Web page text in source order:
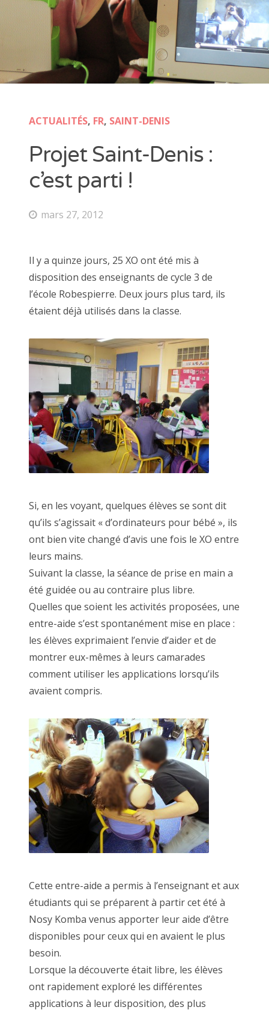
ACTUALITÉS, FR, SAINT-DENIS
Projet Saint-Denis :
c’est parti !
mars 27, 2012
Il y a quinze jours, 25 XO ont été mis à
disposition des enseignants de cycle 3 de
l’école Robespierre. Deux jours plus tard, ils
étaient déjà utilisés dans la classe.
Si, en les voyant, quelques élèves se sont dit
qu’ils s’agissait « d’ordinateurs pour bébé », ils
ont bien vite changé d’avis une fois le XO entre
leurs mains.
Suivant la classe, la séance de prise en main a
été guidée ou au contraire plus libre.
Quelles que soient les activités proposées, une
entre-aide s’est spontanément mise en place :
les élèves exprimaient l’envie d’aider et de
montrer eux-mêmes à leurs camarades
comment utiliser les applications lorsqu’ils
avaient compris.
Cette entre-aide a permis à l’enseignant et aux
étudiants qui se préparent à partir cet été à
Nosy Komba venus apporter leur aide d’être
disponibles pour ceux qui en avaient le plus
besoin.
Lorsque la découverte était libre, les élèves
ont rapidement exploré les différentes
applications à leur disposition, des plus